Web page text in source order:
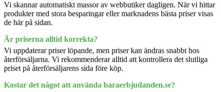
Vi skannar automatiskt massor av webbutiker dagligen. När vi hittar
produkter med stora besparingar eller marknadens bästa priser visas
de här på sidan.
Är priserna alltid korrekta?
Vi uppdaterar priser löpande, men priser kan ändras snabbt hos
återförsäljarna. Vi rekommenderar alltid att kontrollera det slutliga
priset på återförsäljarens sida före köp.
Kostar det något att använda baraerbjudanden.se?